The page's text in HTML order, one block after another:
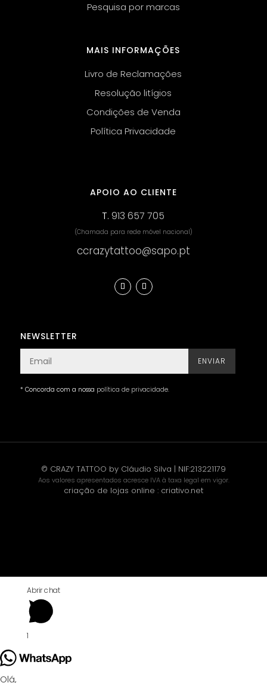
Pesquisa por marcas
MAIS INFORMAÇÕES
Livro de Reclamações
Resolução litígios
Condições de Venda
Política Privacidade
APOIO AO CLIENTE
T.913 657 705
(Chamada para rede móvel nacional)
ccrazytattoo@sapo.pt
NEWSLETTER
ENVIAR
* Concorda com a nossa política de privacidade.
© CRAZY TATTOO by Cláudio Silva | NIF:213221179
Aos valores apresentados acresce IVA à taxa legal em vigor.
criação de lojas online : criativo.net
Abrir chat
1
Olá,